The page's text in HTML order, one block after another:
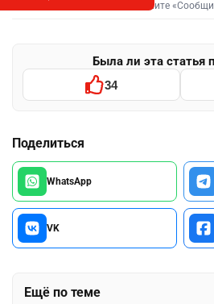
Выделите фрагмент и нажмите
Была ли эта статья
34
Поделиться
WhatsApp
VK
Ещё по теме